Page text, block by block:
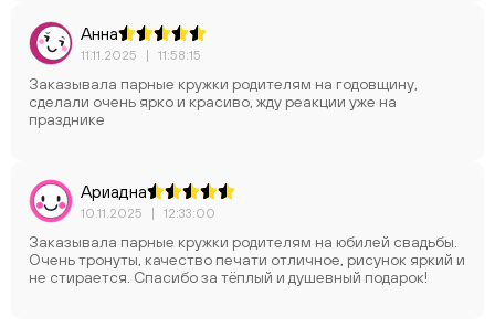
Анна
11.11.2025 | 11:58:15
Заказывала парные кружки родителям на годовщину,
сделали очень ярко и красиво, жду реакции уже на
празднике
Ариадна
10.11.2025 | 12:33:00
Заказывала парные кружки родителям на юбилей свадьбы.
Очень тронуты, качество печати отличное, рисунок яркий и
не стирается. Спасибо за тёплый и душевный подарок!